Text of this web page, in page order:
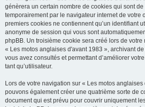
génèrera un certain nombre de cookies qui sont
temporairement par le navigateur internet de votre
premiers cookies ne contiennent qu’un identifiant
anonyme de session qui vous sont
phpBB. Un troisième cookie sera créé lors de
« Les motos anglaises d'avant 1983 », archivant
vous avez consultés et permettant d’améliorer
tant qu’utilisateur.
Lors de votre navigation sur « Les motos
pouvons également créer une quatrième sorte de
document qui est prévu pour couvrir uniquement